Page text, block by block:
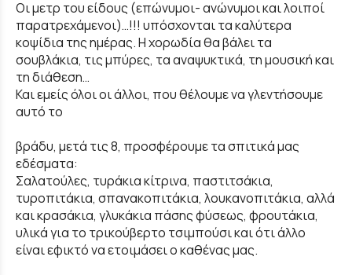
Οι μετρ του είδους (επώνυμοι- ανώνυμοι και λοιποί
παρατρεχάμενοι)…!!! υπόσχονται τα καλύτερα
κοψίδια της ημέρας. Η χορωδία θα βάλει τα
σουβλάκια, τις μπύρες, τα αναψυκτικά, τη μουσική και
τη διάθεση…
Και εμείς όλοι οι άλλοι, που θέλουμε να γλεντήσουμε
αυτό το
βράδυ, μετά τις 8, προσφέρουμε τα σπιτικά μας
εδέσματα:
Σαλατούλες, τυράκια κίτρινα, παστιτσάκια,
τυροπιτάκια, σπανακοπιτάκια, λουκανοπιτάκια, αλλά
και κρασάκια, γλυκάκια πάσης φύσεως, φρουτάκια,
υλικά για το τρικούβερτο τσιμπούσι και ότι άλλο
είναι εφικτό να ετοιμάσει ο καθένας μας.